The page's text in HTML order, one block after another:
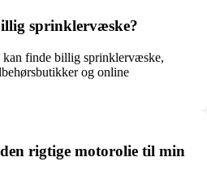
sprinklervæske?
kan finde billig sprinklervæske,
og online
rigtige motorolie til min